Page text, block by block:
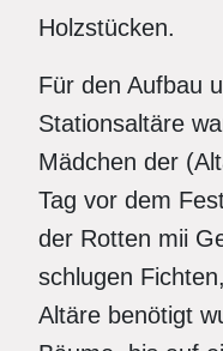
Holzstücken.
Für den Aufbau
Stationsaltäre
Mädchen der
Tag vor dem
der Rotten mii
schlugen
Altäre benötigt